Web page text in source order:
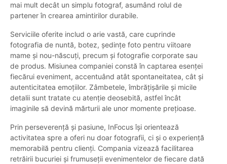
mai mult decât un simplu fotograf, asumând rolul de
partener în crearea amintirilor durabile.
Serviciile oferite includ o arie vastă, care cuprinde
fotografia de nuntă, botez, ședințe foto pentru viitoare
mame și nou-născuți, precum și fotografie corporate sau
de produs. Misiunea companiei constă în captarea esenței
fiecărui eveniment, accentuând atât spontaneitatea, cât și
autenticitatea emoțiilor. Zâmbetele, îmbrățișările și micile
detalii sunt tratate cu atenție deosebită, astfel încât
imaginile să devină mărturii ale unor momente prețioase.
Prin perseverență și pasiune, InFocus își orientează
activitatea spre a oferi nu doar fotografii, ci și o experiență
memorabilă pentru clienți. Compania vizează facilitarea
retrăirii bucuriei și frumuseții evenimentelor de fiecare dată